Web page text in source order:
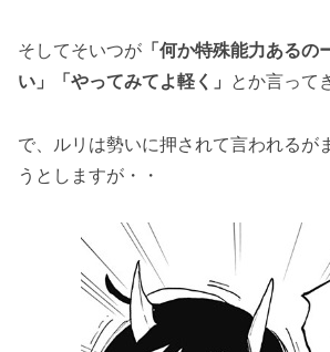
そしてそいつが 「何か特殊能力ある
い」「やってみてよ軽く」 とか言って
で、ルリは勢いに押されて言われるが
うとしますが・・